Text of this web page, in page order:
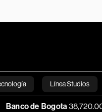
Línea Studios
English
38,720.00 -0.21%